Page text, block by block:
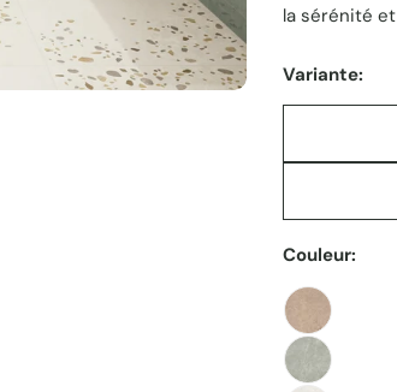
la sérénité
Variante:
Couleur: